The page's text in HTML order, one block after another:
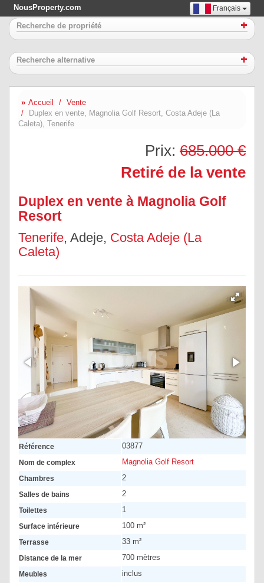
NousProperty.com Français
Recherche de propriété
Recherche alternative
Accueil
Vente
Duplex en vente, Magnolia Golf Resort, Costa Adeje (La
Caleta), Tenerife
Prix: 685.000 €
Retiré de la vente
Duplex en vente à Magnolia Golf
Resort
Tenerife, Adeje, Costa Adeje (La
Caleta)
Référence 03877
Nom de complex Magnolia Golf Resort
Chambres 2
Salles de bains 2
Toilettes 1
Surface intérieure 100 m²
Terrasse 33 m²
Distance de la mer 700 mètres
Meubles inclus